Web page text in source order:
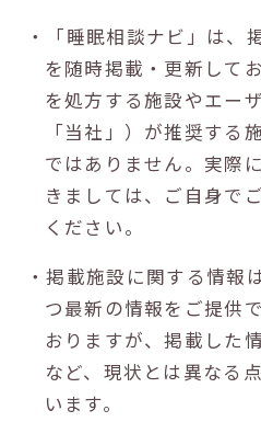
・「睡眠相談ナビ」は、
を随時掲載・更新して
を処方する施設やエー
「当社」）が推奨する
ではありません。実際
きましては、ご自身で
ください。
・掲載施設に関する情報
つ最新の情報をご提供
おりますが、掲載した
など、現状とは異なる
います。